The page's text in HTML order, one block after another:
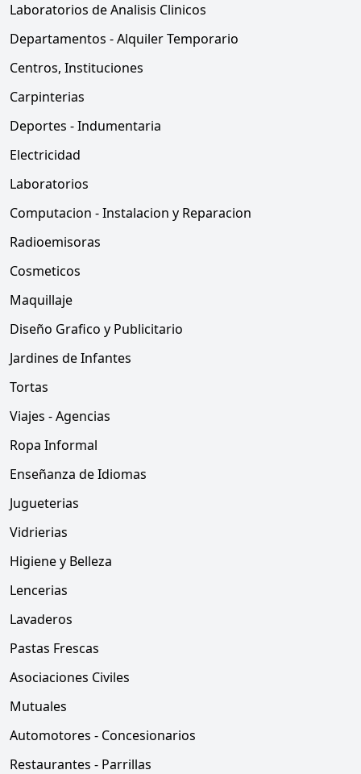
Laboratorios de Analisis Clinicos
Departamentos - Alquiler Temporario
Centros, Instituciones
Carpinterias
Deportes - Indumentaria
Electricidad
Laboratorios
Computacion - Instalacion y Reparacion
Radioemisoras
Cosmeticos
Maquillaje
Diseño Grafico y Publicitario
Jardines de Infantes
Tortas
Viajes - Agencias
Ropa Informal
Enseñanza de Idiomas
Jugueterias
Vidrierias
Higiene y Belleza
Lencerias
Lavaderos
Pastas Frescas
Asociaciones Civiles
Mutuales
Automotores - Concesionarios
Restaurantes - Parrillas